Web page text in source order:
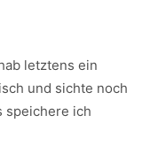
letztens ein
und sichte noch
speichere ich